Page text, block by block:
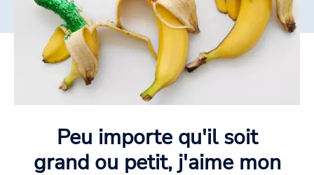
Peu importe qu'il soit
grand ou petit, j'aime mon